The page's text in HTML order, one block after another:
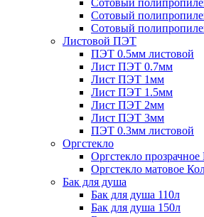
Сотовый
Сотовый
Сотовый
Листовой ПЭТ
ПЭТ 0.5мм листовой
Лист ПЭТ 0.7мм
Лист ПЭТ 1мм
Лист ПЭТ 1.5мм
Лист ПЭТ 2мм
Лист ПЭТ 3мм
ПЭТ 0.3мм листовой
Оргстекло
Оргстекло
Оргстекло матовое
Бак для душа
Бак для душа 110л
Бак для душа 150л